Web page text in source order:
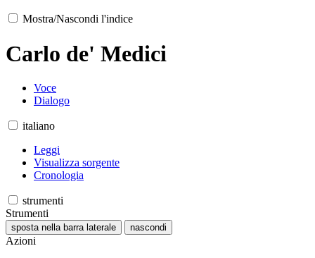
Mostra/Nascondi l'indice
Carlo de' Medici
Voce
Dialogo
italiano
Leggi
Visualizza sorgente
Cronologia
strumenti
Strumenti
sposta nella barra laterale nascondi
Azioni